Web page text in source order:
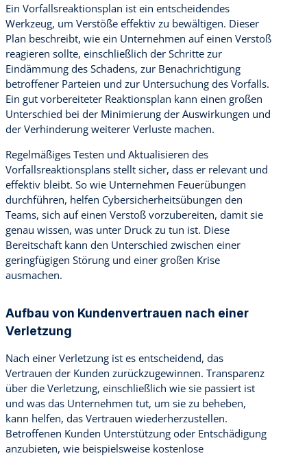
Ein Vorfallsreaktionsplan ist ein entscheidendes
Werkzeug, um Verstöße effektiv zu bewältigen. Dieser
Plan beschreibt, wie ein Unternehmen auf einen Verstoß
reagieren sollte, einschließlich der Schritte zur
Eindämmung des Schadens, zur Benachrichtigung
betroffener Parteien und zur Untersuchung des Vorfalls.
Ein gut vorbereiteter Reaktionsplan kann einen großen
Unterschied bei der Minimierung der Auswirkungen und
der Verhinderung weiterer Verluste machen.
Regelmäßiges Testen und Aktualisieren des
Vorfallsreaktionsplans stellt sicher, dass er relevant und
effektiv bleibt. So wie Unternehmen Feuerübungen
durchführen, helfen Cybersicherheitsübungen den
Teams, sich auf einen Verstoß vorzubereiten, damit sie
genau wissen, was unter Druck zu tun ist. Diese
Bereitschaft kann den Unterschied zwischen einer
geringfügigen Störung und einer großen Krise
ausmachen.
Aufbau von Kundenvertrauen nach einer
Verletzung
Nach einer Verletzung ist es entscheidend, das
Vertrauen der Kunden zurückzugewinnen. Transparenz
über die Verletzung, einschließlich wie sie passiert ist
und was das Unternehmen tut, um sie zu beheben,
kann helfen, das Vertrauen wiederherzustellen.
Betroffenen Kunden Unterstützung oder Entschädigung
anzubieten, wie beispielsweise kostenlose